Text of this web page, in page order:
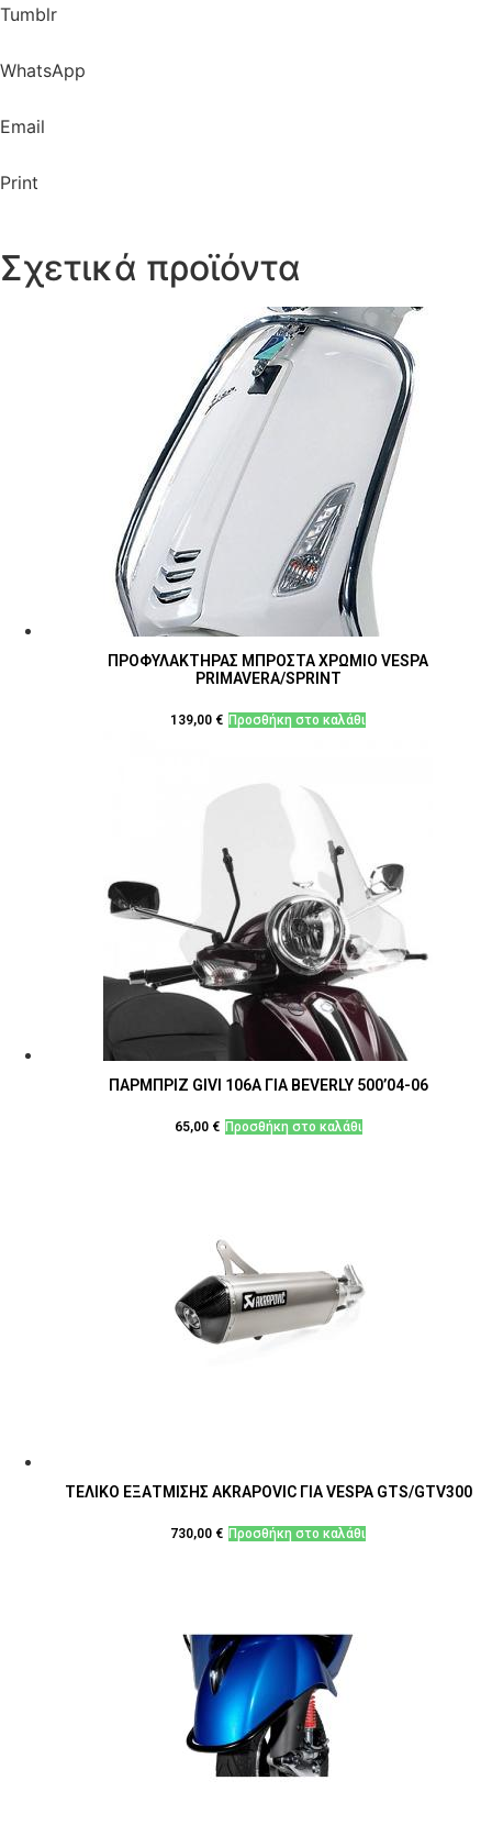
Tumblr
WhatsApp
Email
Print
Σχετικά προϊόντα
ΠΡΟΦΥΛΑΚΤΗΡΑΣ ΜΠΡΟΣΤΑ ΧΡΩΜΙΟ VESPA
PRIMAVERA/SPRINT
139,00 € Προσθήκη στο καλάθι
ΠΑΡΜΠΡΙΖ GIVI 106A ΓΙΑ BEVERLY 500’04-06
65,00 € Προσθήκη στο καλάθι
ΤΕΛΙΚΟ ΕΞΑΤΜΙΣΗΣ AKRAPOVIC ΓΙΑ VESPA GTS/GTV300
730,00 € Προσθήκη στο καλάθι